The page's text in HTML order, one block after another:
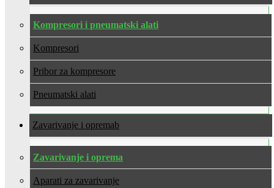
Kompresori i pneumatski alati
Kompresori
Pribor za kompresore
Pneumatski alati
Zavarivanje i oprema
Zavarivanje i oprema
Aparati za zavarivanje